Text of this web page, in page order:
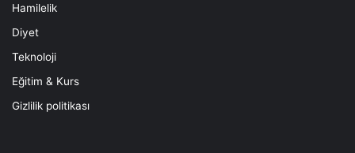
Hamilelik
Diyet
Teknoloji
Eğitim & Kurs
Gizlilik politikası